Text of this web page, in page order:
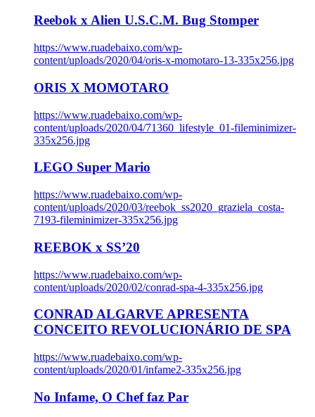
Reebok x Alien U.S.C.M. Bug Stomper
https://www.ruadebaixo.com/wp-
content/uploads/2020/04/oris-x-momotaro-13-335x256.jpg
ORIS X MOMOTARO
https://www.ruadebaixo.com/wp-
content/uploads/2020/04/71360_lifestyle_01-fileminimizer-
335x256.jpg
LEGO Super Mario
https://www.ruadebaixo.com/wp-
content/uploads/2020/03/reebok_ss2020_graziela_costa-
7193-fileminimizer-335x256.jpg
REEBOK x SS’20
https://www.ruadebaixo.com/wp-
content/uploads/2020/02/conrad-spa-4-335x256.jpg
CONRAD ALGARVE APRESENTA
CONCEITO REVOLUCIONÁRIO DE SPA
https://www.ruadebaixo.com/wp-
content/uploads/2020/01/infame2-335x256.jpg
No Infame, O Chef faz Par